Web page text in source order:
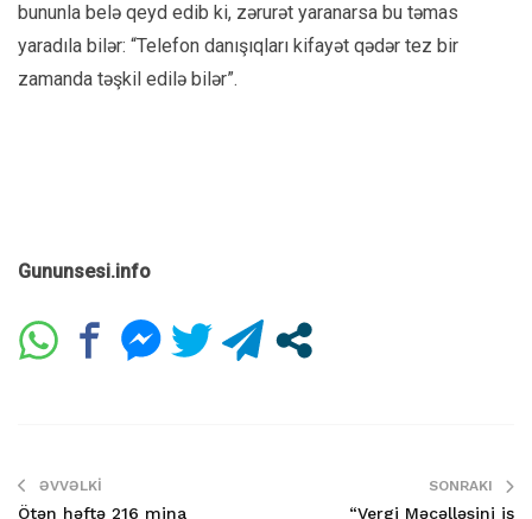
bununla belə qeyd edib ki, zərurət yaranarsa bu təmas
yaradıla bilər: “Telefon danışıqları kifayət qədər tez bir
zamanda təşkil edilə bilər”.
Gununsesi.info
ƏVVƏLKI
Ötən həftə 216 mina
SONRAKI
“Vergi Məcəlləsini iş